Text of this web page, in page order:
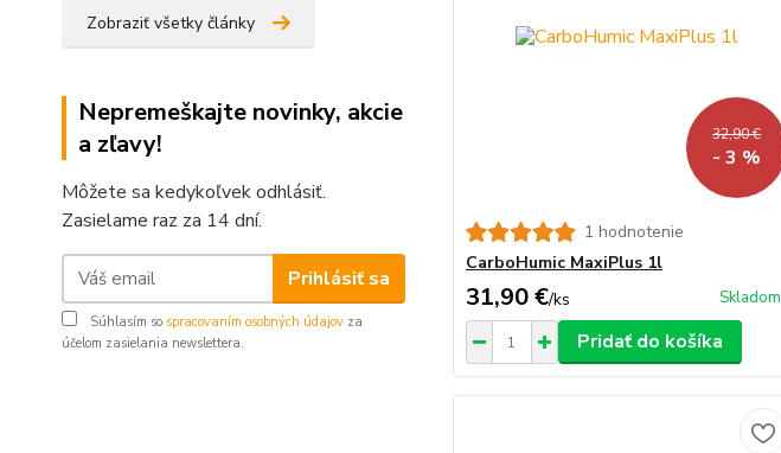
Zobraziť všetky články
Nepremeškajte novinky, akcie
a zľavy!
Môžete sa kedykoľvek odhlásiť.
Zasielame raz za 14 dní.
Prihlásiť sa
Súhlasím so spracovaním osobných údajov za
účelom zasielania newslettera.
32,90 €
- 3 %
1 hodnotenie
CarboHumic MaxiPlus 1l
31,90 €/ks Skladom
Pridať do košíka